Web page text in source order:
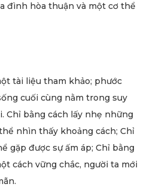
đình hòa thuận và một cơ thể
tài liệu tham khảo; phước
cuối cùng nằm trong suy
Chỉ bằng cách lấy nhẹ những
nhìn thấy khoảng cách; Chỉ
gặp được sự ấm áp; Chỉ bằng
cách vững chắc, người ta mới